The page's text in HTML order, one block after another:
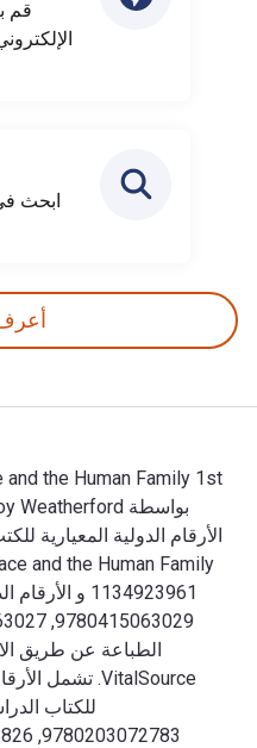
قم
ابحث
الأرقام الدولية المعيارية
الطباعة عن طريق